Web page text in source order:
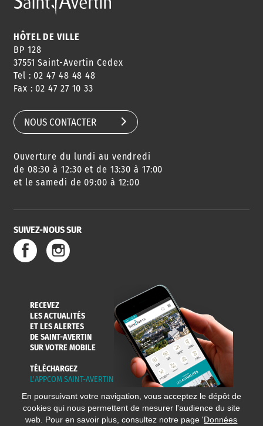
ANNUAIRE
HORAIRES
CONSEILS
DE QUARTIER
AGENDA
DES SORTIES
URBANISME
SERVICE
DE L'EAU
HÔTEL DE VILLE
BP 128
37551 Saint-Avertin Cedex
Tel : 02 47 48 48 48
Fax : 02 47 27 10 33
NOUS CONTACTER
Ouverture du lundi au vendredi
de 08:30 à 12:30 et de 13:30 à 17:00
et le samedi de 09:00 à 12:00
SUIVEZ-NOUS SUR
RECEVEZ
LES ACTUALITÉS
ET LES ALERTES
DE SAINT-AVERTIN
SUR VOTRE MOBILE
TÉLÉCHARGEZ
L'APPCOM SAINT-AVERTIN
En poursuivant votre navigation, vous acceptez le dépôt de
cookies qui nous permettent de mesurer l'audience du site
web. Pour en savoir plus, consultez notre page 'Données